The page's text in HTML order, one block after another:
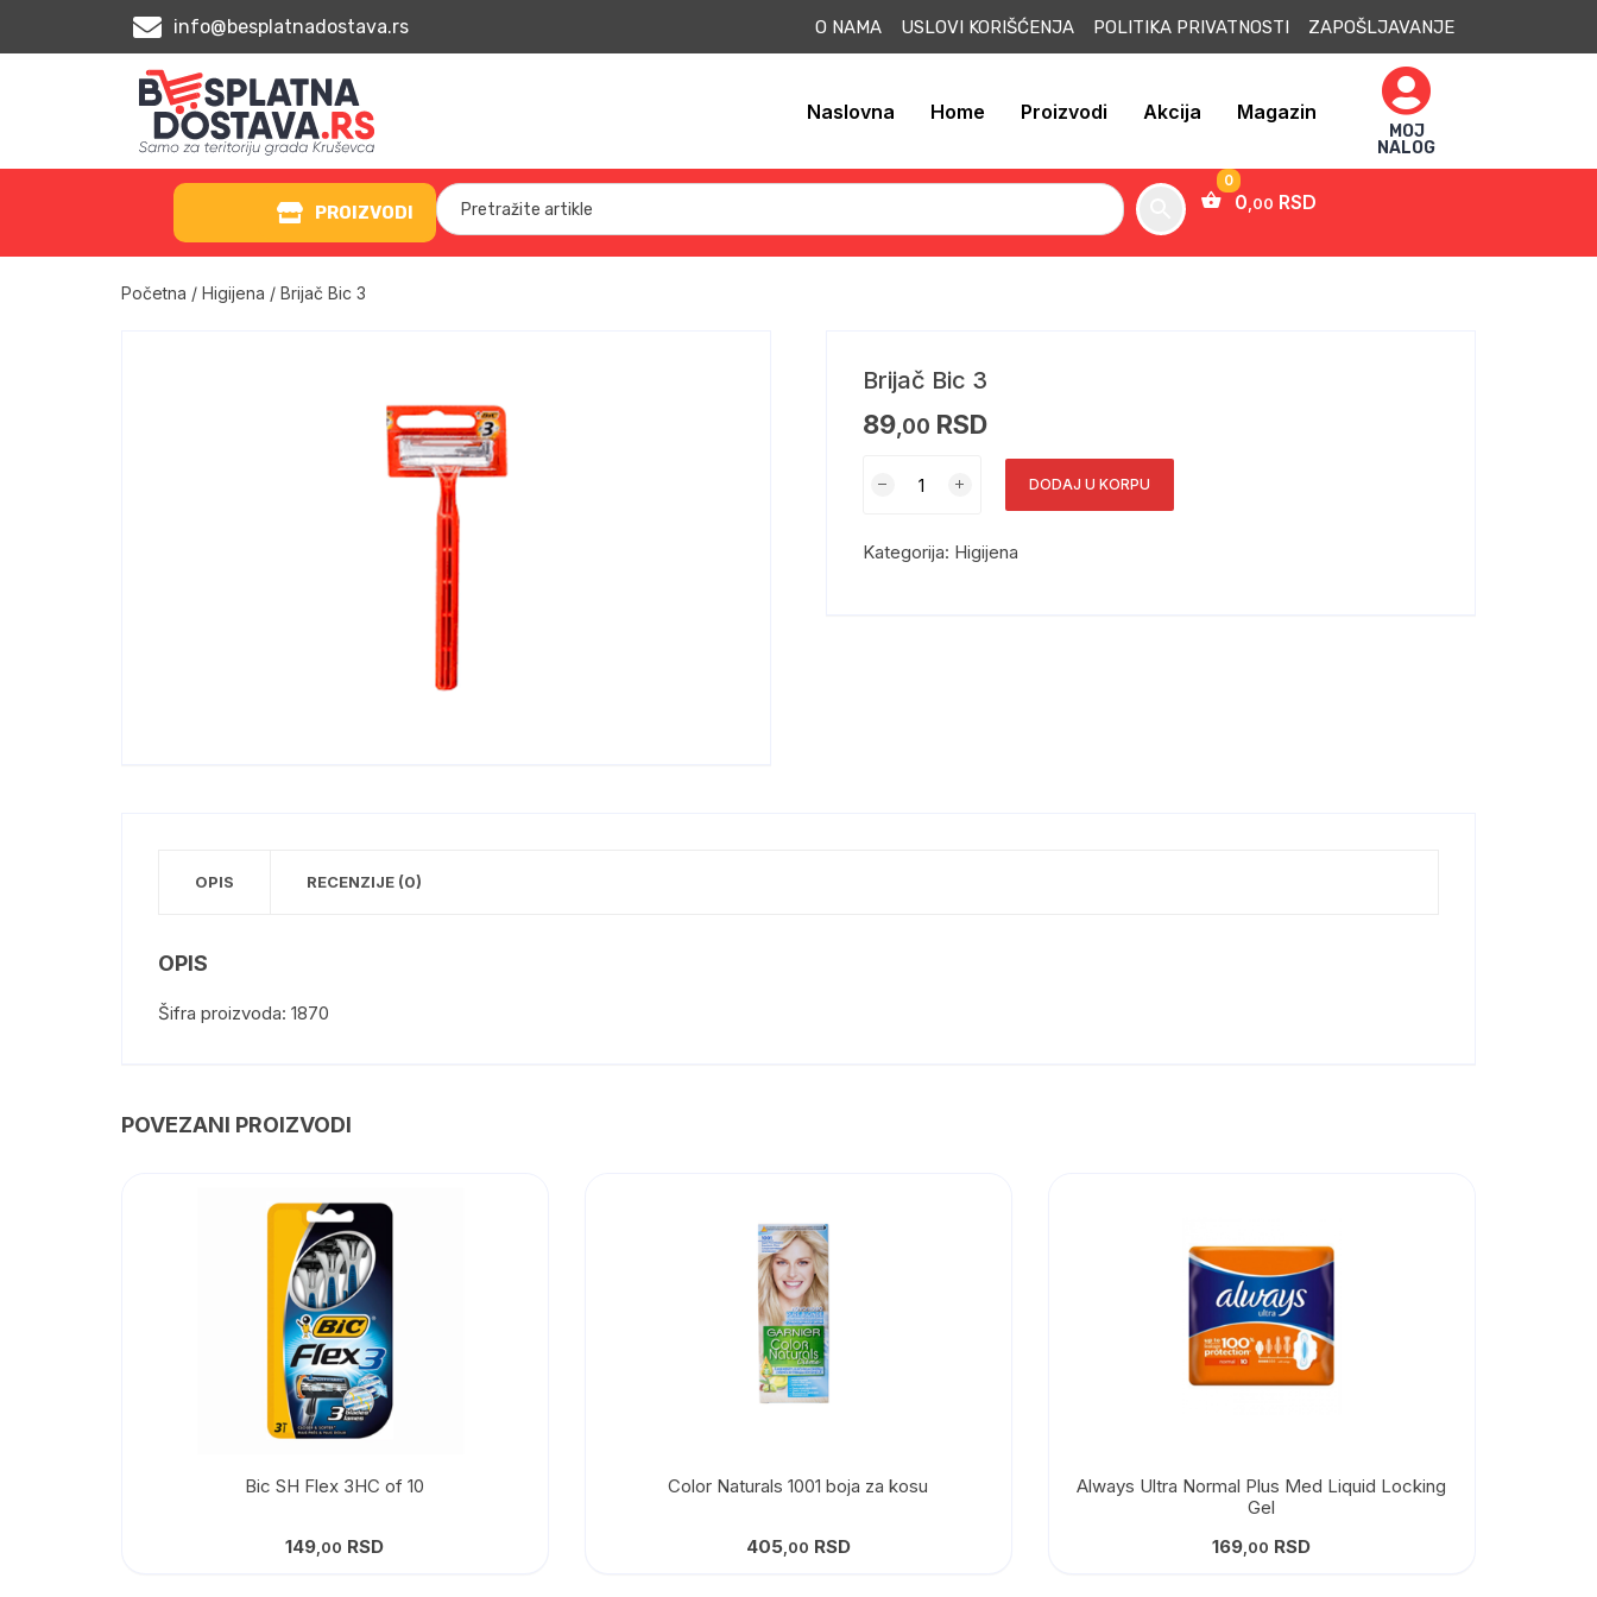
info@besplatnadostava.rs O NAMA USLOVI KORIŠĆENJA POLITIKA PRIVATNOSTI ZAPOŠLJAVANJE
Naslovna Home Proizvodi Akcija Magazin
MOJ
NALOG
PROIZVODI 0,00 RSD
Početna / Higijena / Brijač Bic 3
Brijač Bic 3
89,00 RSD
DODAJ U KORPU
Kategorija: Higijena
OPIS RECENZIJE (0)
OPIS
Šifra proizvoda: 1870
POVEZANI PROIZVODI
Bic SH Flex 3HC of 10
149 ,00 RSD
Color Naturals 1001 boja za kosu
405,00 RSD
Always Ultra Normal Plus Med Liquid Locking
Gel
169 ,00 RSD